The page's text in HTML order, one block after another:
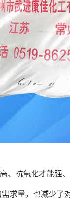
、抗氧化才能强
求量，也减少了